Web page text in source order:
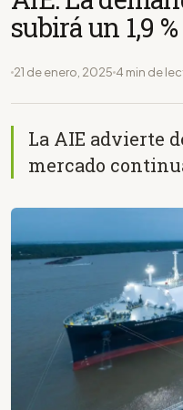
subirá un 1,9
21 de enero, 2025 4 min de
La AIE advierte
mercado